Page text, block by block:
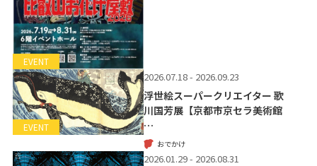
EVENT
EVENT
2026.07.18 - 2026.09.23
浮世絵スーパークリエイター 歌
川国芳展【京都市京セラ美術館
…
おでかけ
2026.01.29 - 2026.08.31